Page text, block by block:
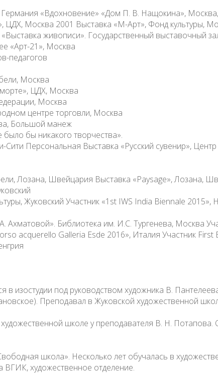
«Вдохновение» «Дом П. В. Нащокина»,
ЦДХ, Москва 2001 Выставка «М-Арт», Фонд культуры,
живописи». Государственный выставочный
«Арт-21», Москва
педагогов
Москва
ЦДХ, Москва
Москва
центре торговли, Москва
Большой манеж
бы никакого творчества».
Сити Персональная Выставка «Русский сувенир»,
Лозана, Швейцария Выставка «Paysage», Лозана,
Жуковский Участник «1st IWS India Biennale
Ахматовой». Библиотека им. И.С. Тургенева, Москва
acquerello Galleria Esde 2016», Италия Участник
в изостудии под руководством художника В.
Преподавал в Жуковской художественной
школе у преподавателя В. Н.
школа». Несколько лет обучалась в
ВГИК, художественное отделение.